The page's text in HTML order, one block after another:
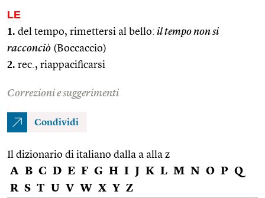
LE
1. del tempo, rimettersi al bello: il tempo non si
racconciò (Boccaccio)
2. rec., riappacificarsi
Correzioni e suggerimenti
Condividi
Il dizionario di italiano dalla a alla z
A B C D E F G H I J K L M N O P Q
R S T U V W X Y Z